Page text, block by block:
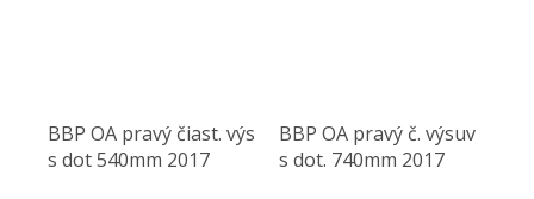
BBP OA pravý čiast. výs
s dot 540mm 2017
BBP OA pravý č. výsuv
s dot. 740mm 2017